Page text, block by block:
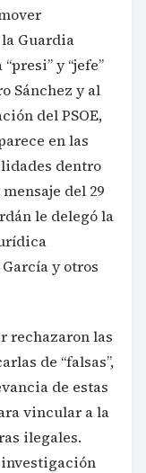
Guardia
y “jefe”
Sánchez y al
del PSOE,
en las
dentro
del 29
le delegó la
y otros
rechazaron las
de “falsas”,
de estas
vincular a la
ilegales.
investigación